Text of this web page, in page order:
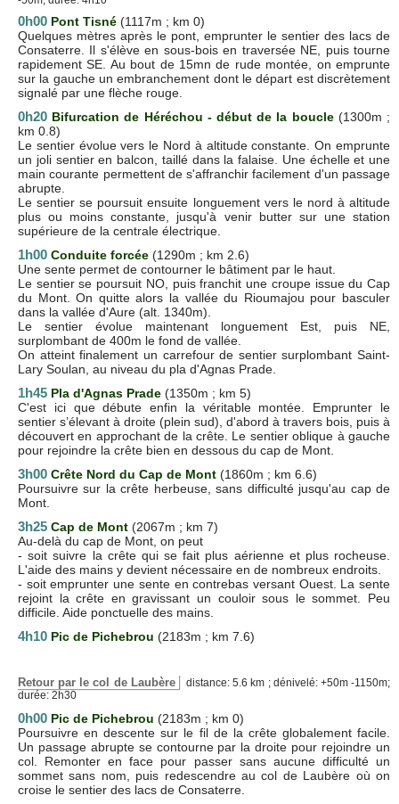
0h00 Pont Tisné (1117m ; km 0)
Quelques mètres après le pont, emprunter le sentier des lacs de
Consaterre. Il s'élève en sous-bois en traversée NE, puis tourne
rapidement SE. Au bout de 15mn de rude montée, on emprunte
sur la gauche un embranchement dont le départ est discrètement
signalé par une flèche rouge.
0h20 Bifurcation de Héréchou - début de la boucle (1300m ;
km 0.8)
Le sentier évolue vers le Nord à altitude constante. On emprunte
un joli sentier en balcon, taillé dans la falaise. Une échelle et une
main courante permettent de s'affranchir facilement d'un passage
abrupte.
Le sentier se poursuit ensuite longuement vers le nord à altitude
plus ou moins constante, jusqu'à venir butter sur une station
supérieure de la centrale électrique.
1h00 Conduite forcée (1290m ; km 2.6)
Une sente permet de contourner le bâtiment par le haut.
Le sentier se poursuit NO, puis franchit une croupe issue du Cap
du Mont. On quitte alors la vallée du Rioumajou pour basculer
dans la vallée d'Aure (alt. 1340m).
Le sentier évolue maintenant longuement Est, puis NE,
surplombant de 400m le fond de vallée.
On atteint finalement un carrefour de sentier surplombant Saint-
Lary Soulan, au niveau du pla d'Agnas Prade.
1h45 Pla d'Agnas Prade (1350m ; km 5)
C'est ici que débute enfin la véritable montée. Emprunter le
sentier s’élevant à droite (plein sud), d'abord à travers bois, puis à
découvert en approchant de la crête. Le sentier oblique à gauche
pour rejoindre la crête bien en dessous du cap de Mont.
3h00 Crête Nord du Cap de Mont (1860m ; km 6.6)
Poursuivre sur la crête herbeuse, sans difficulté jusqu'au cap de
Mont.
3h25 Cap de Mont (2067m ; km 7)
Au-delà du cap de Mont, on peut
- soit suivre la crête qui se fait plus aérienne et plus rocheuse.
L'aide des mains y devient nécessaire en de nombreux endroits.
- soit emprunter une sente en contrebas versant Ouest. La sente
rejoint la crête en gravissant un couloir sous le sommet. Peu
difficile. Aide ponctuelle des mains.
4h10 Pic de Pichebrou (2183m ; km 7.6)
Retour par le col de Laubère
distance: 5.6 km ; dénivelé: +50m -1150m;
durée: 2h30
0h00 Pic de Pichebrou (2183m ; km 0)
Poursuivre en descente sur le fil de la crête globalement facile.
Un passage abrupte se contourne par la droite pour rejoindre un
col. Remonter en face pour passer sans aucune difficulté un
sommet sans nom, puis redescendre au col de Laubère où on
croise le sentier des lacs de Consaterre.